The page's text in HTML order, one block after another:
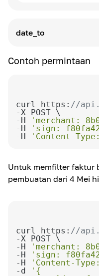
date_to
string
Nilai default
null
Definisi
pembuatan, untuk
Contoh permintaan
curl https: //
-H
'merchant:
-H
'sign:
-H
'Content-
Untuk memfilter faktur
pembuatan dari 4 Mei
curl https: //
-H
'merchant:
-H
'sign:
-H
'Content-
-d